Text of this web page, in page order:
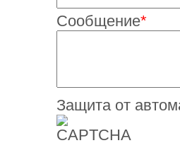
Сообщение*
Защита от